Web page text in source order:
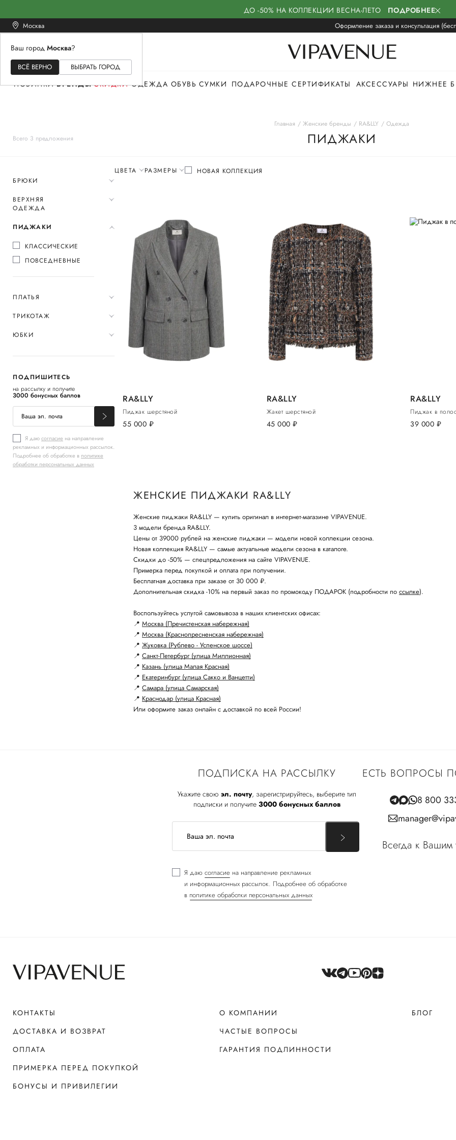
ДО -50% НА КОЛЛЕКЦИИ ВЕСНА-ЛЕТО ПОДРОБНЕЕ
Москва Оформление заказа и консультация
Ваш город Москва?
ВСЁ ВЕРНО ВЫБРАТЬ ГОРОД
ЖЕНСКОЕМУЖСКОЕ
НОВИНКИ БРЕНДЫ СКИДКИ ОДЕЖДА ОБУВЬ СУМКИ ПОДАРОЧНЫЕ СЕРТИФИКАТЫ АКСЕССУАРЫ НИЖНЕЕ
Всего 3 предложения
Главная Женские бренды RA&LLY Одежда
ПИДЖАКИ
БРЮКИ
ВЕРХНЯЯ
ОДЕЖДА
ПИДЖАКИ
КЛАССИЧЕСКИЕ
ПОВСЕДНЕВНЫЕ
ПЛАТЬЯ
ТРИКОТАЖ
ЮБКИ
ПОДПИШИТЕСЬ
на рассылку и получите
3000 бонусных баллов
Я даюсогласие на направление
рекламных и информационных рассылок.
Подробнее об обработке в политике
обработки персональных данных
ЦВЕТА РАЗМЕРЫ НОВАЯ КОЛЛЕКЦИЯ
RA&LLY
Пиджак шерстяной
55 000 руб.
RA&LLY
Жакет шерстяной
45 000 руб.
RA&LLY
Пиджак в
39 000 руб.
ЖЕНСКИЕ ПИДЖАКИ RA&LLY
Женские пиджаки RA&LLY — купить оригинал в интернет-магазине VIPAVENUE.
3 модели бренда RA&LLY.
Цены от 39000 рублей на женские пиджаки — модели новой коллекции сезона.
Новая коллекция RA&LLY — самые актуальные модели сезона в каталоге.
Скидки до -50% — спецпредложения на сайте VIPAVENUE.
Примерка перед покупкой и оплата при получении.
Бесплатная доставка при заказе от 30 000 ₽.
Дополнительная скидка -10% на первый заказ по промокоду ПОДАРОК (подробности по ссылке).
Воспользуйтесь услугой самовывоза в наших клиентских офисах:
📍 Москва (Пречистенская набережная)
📍 Москва (Краснопресненская набережная)
📍 Жуковка (Рублево - Успенское шоссе)
📍 Санкт-Петербург (улица Миллионная)
📍 Казань (улица Малая Красная)
📍 Екатеринбург (улица Сакко и Ванцетти)
📍 Самара (улица Самарская)
📍 Краснодар (улица Красная)
Или оформите заказ онлайн с доставкой по всей России!
ПОДПИСКА НА РАССЫЛКУ
Укажите свою эл. почту, зарегистрируйтесь, выберите тип
подписки и получите 3000 бонусных баллов
Я даю согласие на направление рекламных
и информационных рассылок. Подробнее об обработке
в политике обработки персональных данных
ЕСТЬ ВОПРОСЫ
8 800
Всегда к Вашим
КОНТАКТЫ
ДОСТАВКА И ВОЗВРАТ
ОПЛАТА
ПРИМЕРКА ПЕРЕД ПОКУПКОЙ
БОНУСЫ И ПРИВИЛЕГИИ
О КОМПАНИИ
ЧАСТЫЕ ВОПРОСЫ
ГАРАНТИЯ ПОДЛИННОСТИ
БЛОГ